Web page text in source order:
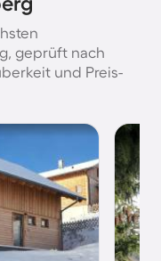
geprüft nach
und Preis-